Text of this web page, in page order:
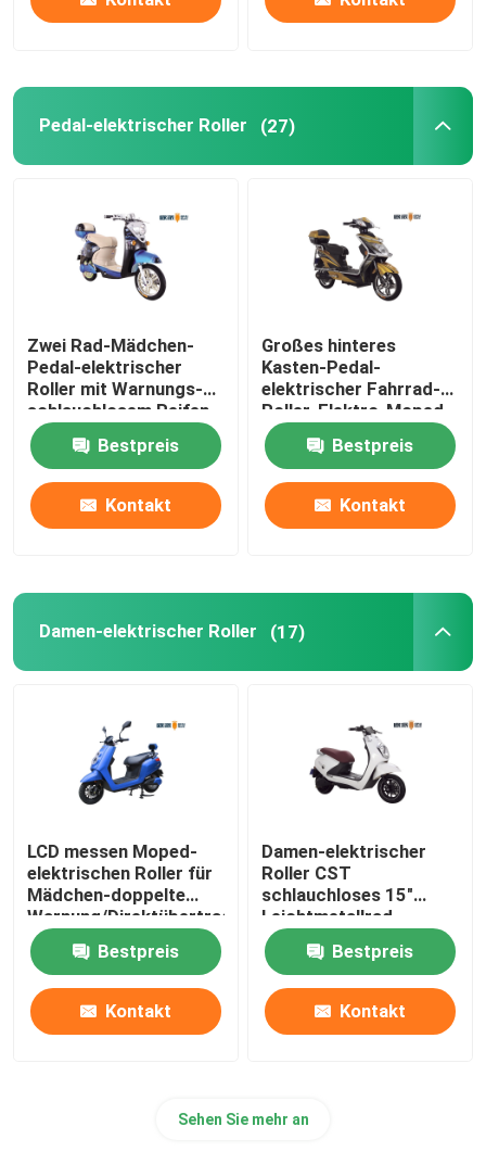
Pedal-elektrischer Roller (27)
Zwei Rad-Mädchen-
Pedal-elektrischer
Roller mit Warnungs-
schlauchlosem Reifen
Bestpreis
Kontakt
Großes hinteres
Kasten-Pedal-
elektrischer Fahrrad-
Roller, Elektro-Moped
mit Pedalen
Bestpreis
Kontakt
Damen-elektrischer Roller (17)
LCD messen Moped-
elektrischen Roller für
Mädchen-doppelte
Warnung/Direktübertragung
Bestpreis
Kontakt
Damen-elektrischer
Roller CST
schlauchloses 15"
Leichtmetallrad-
Naben-
Höchstgeschwindigkeit
50Km/h
Bestpreis
Kontakt
Sehen Sie mehr an